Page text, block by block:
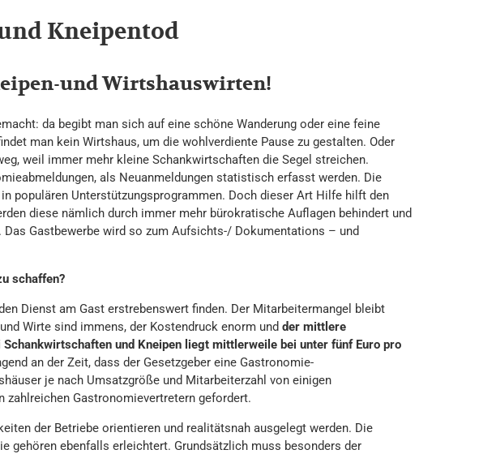
Kneipentod
und Wirtshauswirten!
da begibt man sich auf eine schöne Wanderung oder eine feine
man kein Wirtshaus, um die wohlverdiente Pause zu gestalten. Oder
weil immer mehr kleine Schankwirtschaften die Segel streichen.
als Neuanmeldungen statistisch erfasst werden. Die
populären Unterstützungsprogrammen. Doch dieser Art Hilfe hilft den
diese nämlich durch immer mehr bürokratische Auflagen behindert und
Gastbewerbe wird so zum Aufsichts-/ Dokumentations – und
schaffen?
Dienst am Gast erstrebenswert finden. Der Mitarbeitermangel bleibt
Wirte sind immens, der Kostendruck enorm und der mittlere
und Kneipen liegt mittlerweile bei unter fünf Euro pro
an der Zeit, dass der Gesetzgeber eine Gastronomie-
je nach Umsatzgröße und Mitarbeiterzahl von einigen
Gastronomievertretern gefordert.
der Betriebe orientieren und realitätsnah ausgelegt werden. Die
gehören ebenfalls erleichtert. Grundsätzlich muss besonders der